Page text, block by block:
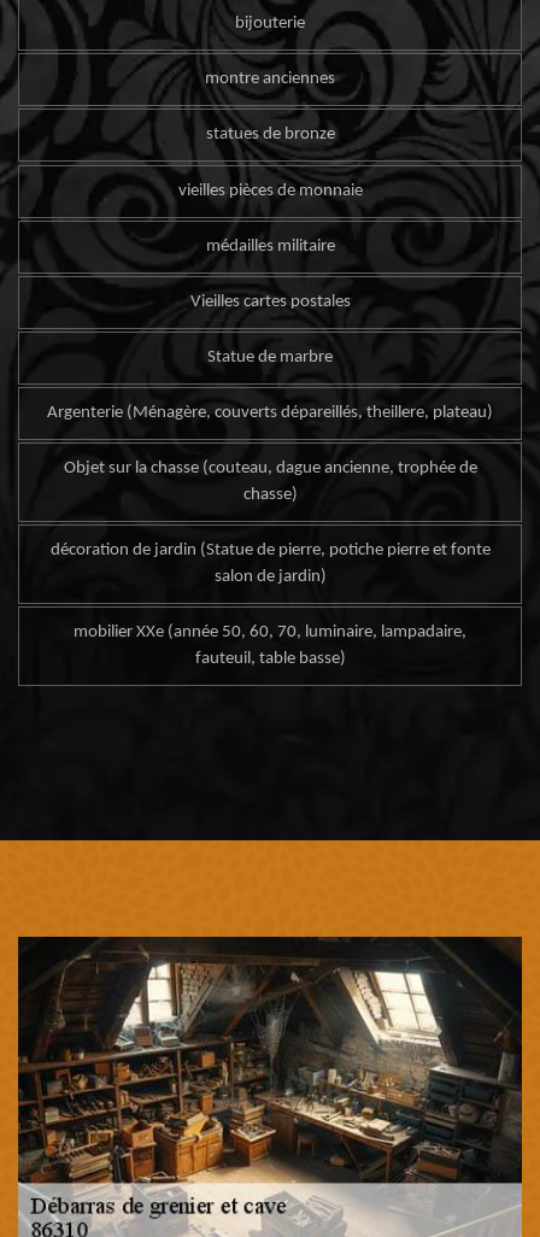
bijouterie
montre anciennes
statues de bronze
vieilles pièces de monnaie
médailles militaire
Vieilles cartes postales
Statue de marbre
Argenterie (Ménagère, couverts dépareillés, theillere, plateau)
Objet sur la chasse (couteau, dague ancienne, trophée de
chasse)
décoration de jardin (Statue de pierre, potiche pierre et fonte
salon de jardin)
mobilier XXe (année 50, 60, 70, luminaire, lampadaire,
fauteuil, table basse)